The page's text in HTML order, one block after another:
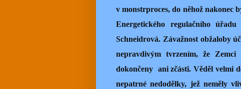
v monstrproces, do něhož nakonec
Energetického regulačního
Schneidrová. Závažnost obžaloby
nepravdivým tvrzením, že
dokončeny ani zčásti. Věděl velmi
nepatrné nedodělky, jež neměly